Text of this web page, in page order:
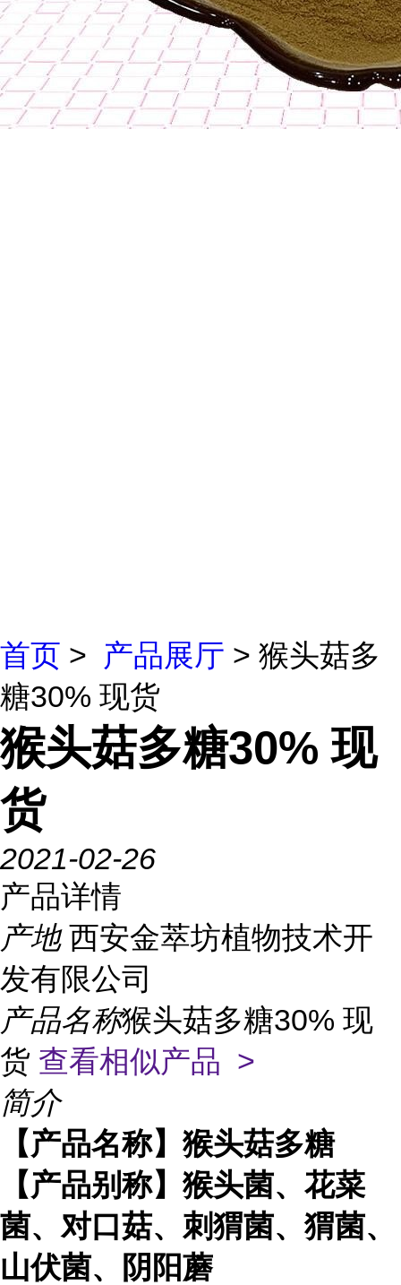
首页 > 产品展厅 > 猴头菇多
糖30% 现货
猴头菇多糖30% 现
货
2021-02-26
产品详情
产地 西安金萃坊植物技术开
发有限公司
产品名称猴头菇多糖30% 现
货 查看相似产品 >
简介
【产品名称】猴头菇多糖
【产品别称】猴头菌、花菜
菌、对口菇、刺猬菌、猬菌、
山伏菌、阴阳蘑